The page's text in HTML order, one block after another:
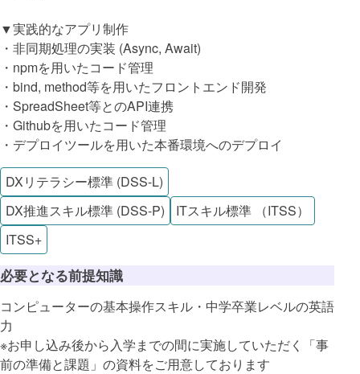
▼実践的なアプリ制作
・非同期処理の実装 (Async, Await)
・npmを用いたコード管理
・bind, method等を用いたフロントエンド開発
・SpreadSheet等とのAPI連携
・Githubを用いたコード管理
・デプロイツールを用いた本番環境へのデプロイ
DXリテラシー標準 (DSS-L)
DX推進スキル標準 (DSS-P)
ITスキル標準 （ITSS）
ITSS+
必要となる前提知識
コンピューターの基本操作スキル・中学卒業レベルの英語
力
※お申し込み後から入学までの間に実施していただく「事
前の準備と課題」の資料をご用意しております